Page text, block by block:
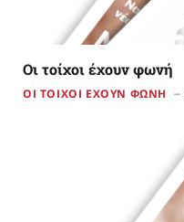
Οι τοίχοι έχουν φωνή
ΟΙ ΤΟΙΧΟΙ ΕΧΟΥΝ ΦΩΝΗ